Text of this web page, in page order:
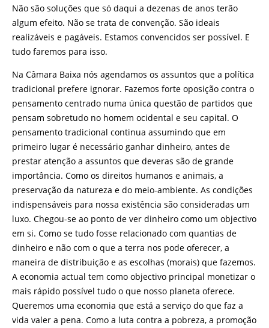
Não são soluções que só daqui a dezenas de anos terão
algum efeito. Não se trata de convenção. São ideais
realizáveis e pagáveis. Estamos convencidos ser possível. E
tudo faremos para isso.
Na Câmara Baixa nós agendamos os assuntos que a política
tradicional prefere ignorar. Fazemos forte oposição contra o
pensamento centrado numa única questão de partidos que
pensam sobretudo no homem ocidental e seu capital. O
pensamento tradicional continua assumindo que em
primeiro lugar é necessário ganhar dinheiro, antes de
prestar atenção a assuntos que deveras são de grande
importância. Como os direitos humanos e animais, a
preservação da natureza e do meio-ambiente. As condições
indispensáveis para nossa existência são consideradas um
luxo. Chegou-se ao ponto de ver dinheiro como um objectivo
em si. Como se tudo fosse relacionado com quantias de
dinheiro e não com o que a terra nos pode oferecer, a
maneira de distribuição e as escolhas (morais) que fazemos.
A economia actual tem como objectivo principal monetizar o
mais rápido possível tudo o que nosso planeta oferece.
Queremos uma economia que está a serviço do que faz a
vida valer a pena. Como a luta contra a pobreza, a promoção